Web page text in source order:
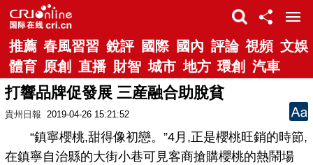
推薦 春風習習 銳評 國際 國內 評論 視頻 文娛
體育 原創 直播 財智 城市 地方 環創 汽車
打響品牌促發展 三産融合助脫貧
貴州日報 2019-04-26 15:21:52
“鎮寧櫻桃,甜得像初戀。”4月,正是櫻桃旺銷的時節,
在鎮寧自治縣的大街小巷可見客商搶購櫻桃的熱鬧場